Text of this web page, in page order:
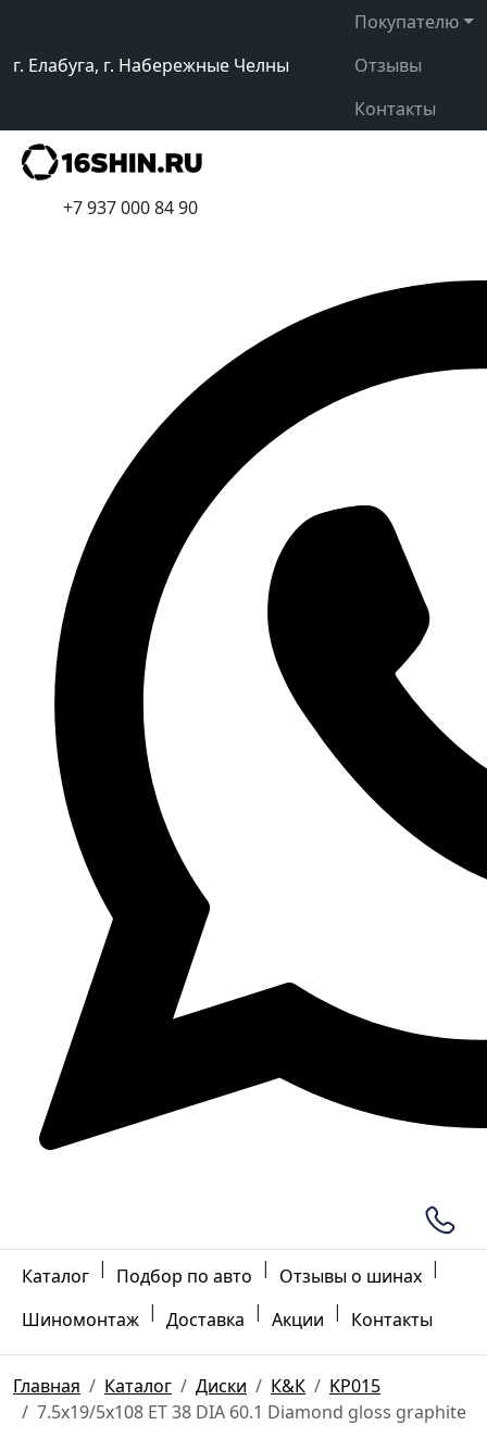
г. Елабуга, г. Набережные Челны
Покупателю
Отзывы
Контакты
+7 937 000 84 90
Каталог | Подбор по авто | Отзывы о шинах |
Шиномонтаж | Доставка | Акции | Контакты
Главная Каталог Диски К&К
KP015
7.5x19/5x108 ET 38 DIA 60.1 Diamond gloss graphite